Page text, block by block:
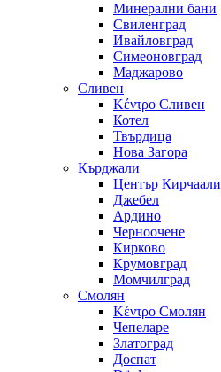
Минерални бани
Свиленград
Ивайловград
Симеоновград
Маджарово
Сливен
Κέντρο Сливен
Котел
Твърдица
Нова Загора
Кърджали
Център Кирчаали
Джебел
Ардино
Черноочене
Кирково
Крумовград
Момчилград
Смолян
Κέντρο Смолян
Чепеларе
Златоград
Доспат